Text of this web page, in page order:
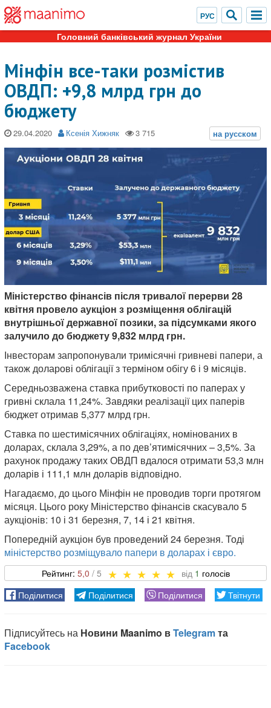
Головний банківський журнал України
Мінфін все-таки розмістив
ОВДП: +9,8 млрд грн до
бюджету
29.04.2020 Ксенія Хижняк
Міністерство фінансів після тривалої перерви 28
квітня провело аукціон з розміщення облігацій
внутрішньої державної позики, за підсумками якого
залучило до бюджету 9,832 млрд грн.
Інвесторам запропонували тримісячні гривневі папери, а
також доларові облігації з терміном обігу 6 і 9 місяців.
Середньозважена ставка прибутковості по паперах у
гривні склала 11,24%. Завдяки реалізації цих паперів
бюджет отримав 5,377 млрд грн.
Ставка по шестимісячних облігаціях, номінованих в
доларах, склала 3,29%, а по дев’ятимісячних – 3,5%. За
рахунок продажу таких ОВДП вдалося отримати 53,3 млн
доларів і 111,1 млн доларів відповідно.
Нагадаємо, до цього Мінфін не проводив торги протягом
місяця. Цього року Міністерство фінансів скасувало 5
аукціонів: 10 і 31 березня, 7, 14 і 21 квітня.
Попередній аукціон був проведений 24 березня. Тоді
міністерство розміщувало папери в доларах і євро.
5,0 1